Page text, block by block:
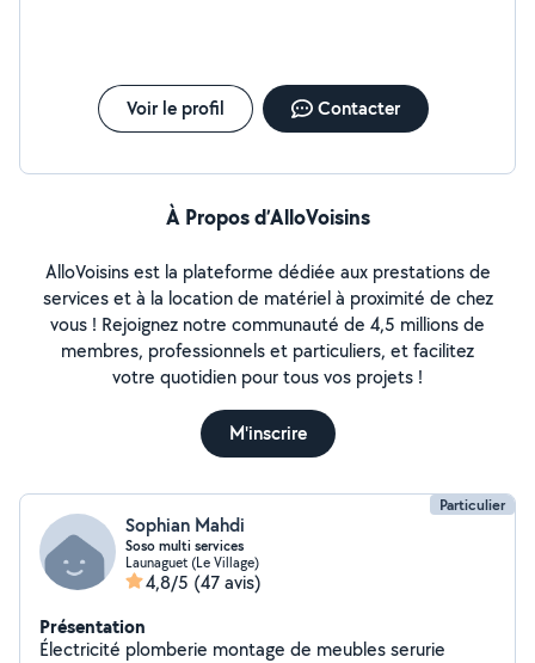
Voir le profil Contacter
À Propos d’AlloVoisins
AlloVoisins est la plateforme dédiée aux prestations de
services et à la location de matériel à proximité de chez
vous ! Rejoignez notre communauté de 4,5 millions de
membres, professionnels et particuliers, et facilitez
votre quotidien pour tous vos projets !
M'inscrire
Particulier
Sophian Mahdi
Soso multi services
Launaguet (Le Village)
4,8/5 (47 avis)
Présentation
Électricité plomberie montage de meubles serurie